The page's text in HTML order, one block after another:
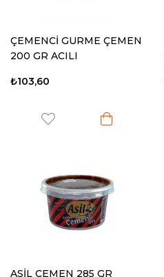
ÇEMENCİ GURME ÇEMEN
200 GR ACILI
₺103,60
ASİL ÇEMEN 285 GR